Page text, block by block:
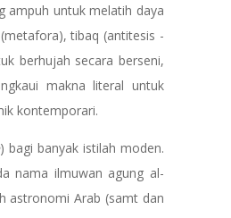
ampuh untuk melatih daya
tibaq (antitesis -
berhujah secara berseni,
makna literal untuk
kontemporari.
) bagi banyak istilah moden.
nama ilmuwan agung al-
astronomi Arab (samt dan